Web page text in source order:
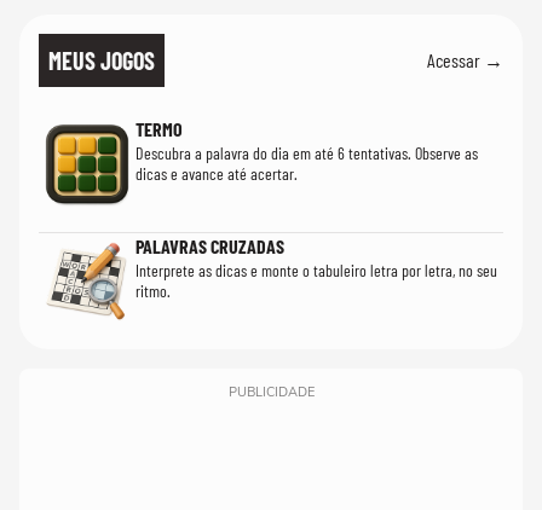
MEUS JOGOS Acessar →
TERMO
Descubra a palavra do dia em até 6 tentativas. Observe as
dicas e avance até acertar.
PALAVRAS CRUZADAS
Interprete as dicas e monte o tabuleiro letra por letra, no seu
ritmo.
PUBLICIDADE